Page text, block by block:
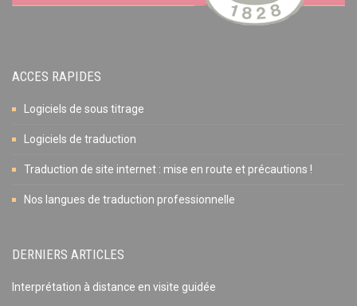
ACCES RAPIDES
Logiciels de sous titrage
Logiciels de traduction
Traduction de site internet : mise en route et précautions !
Nos langues de traduction professionnelle
DERNIERS ARTICLES
Interprétation à distance en visite guidée